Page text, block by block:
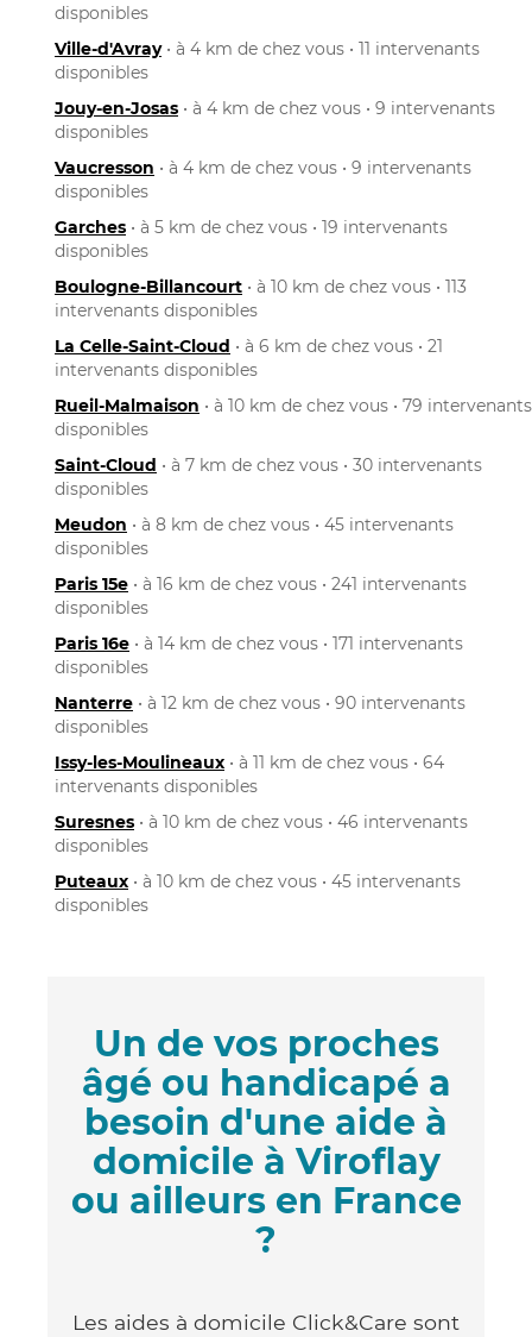
disponibles
Ville-d'Avray• à 4 km de chez vous • 11 intervenants
disponibles
Jouy-en-Josas • à 4 km de chez vous • 9 intervenants
disponibles
Vaucresson • à 4 km de chez vous • 9 intervenants
disponibles
Garches • à 5 km de chez vous • 19 intervenants
disponibles
Boulogne-Billancourt • à 10 km de chez vous • 113
intervenants disponibles
La Celle-Saint-Cloud • à 6 km de chez vous • 21
intervenants disponibles
Rueil-Malmaison • à 10 km de chez vous • 79 intervenants
disponibles
Saint-Cloud • à 7 km de chez vous • 30 intervenants
disponibles
Meudon • à 8 km de chez vous • 45 intervenants
disponibles
Paris 15e • à 16 km de chez vous • 241 intervenants
disponibles
Paris 16e • à 14 km de chez vous • 171 intervenants
disponibles
Nanterre • à 12 km de chez vous • 90 intervenants
disponibles
Issy-les-Moulineaux • à 11 km de chez vous • 64
intervenants disponibles
Suresnes • à 10 km de chez vous • 46 intervenants
disponibles
Puteaux • à 10 km de chez vous • 45 intervenants
disponibles
Un de vos proches
âgé ou handicapé a
besoin d'une aide à
domicile à Viroflay
ou ailleurs en France
?
Les aides à domicile Click&Care sont